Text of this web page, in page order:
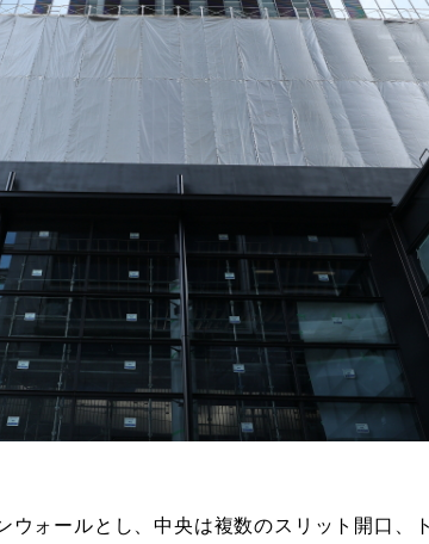
ウォールとし、中央は複数のスリット開口、